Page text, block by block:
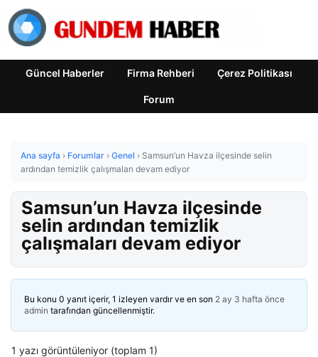
Güncel Haberler Firma Rehberi Çerez Politikası
Forum
Ana sayfa › Forumlar › Genel › Samsun’un Havza ilçesinde selin
ardından temizlik çalışmaları devam ediyor
Samsun’un Havza ilçesinde
selin ardından temizlik
çalışmaları devam ediyor
Bu konu 0 yanıt içerir, 1 izleyen vardır ve en son 2 ay 3 hafta önce
admin tarafından güncellenmiştir.
1 yazı görüntüleniyor (toplam 1)